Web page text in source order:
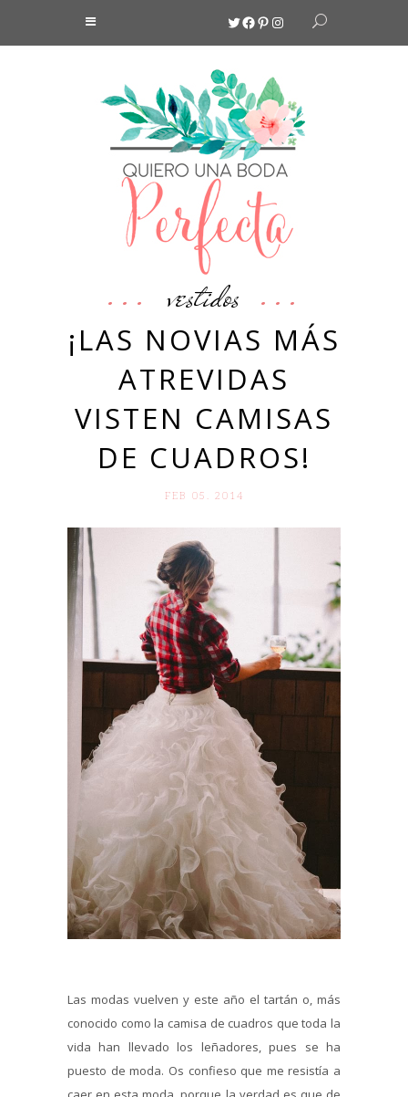
Twitter
Facebook
Pinterest
Instagram
vestidos
¡LAS NOVIAS MÁS
ATREVIDAS
VISTEN CAMISAS
DE CUADROS!
FEB 05. 2014
Las modas vuelven y este año el tartán o, más
conocido como la camisa de cuadros que toda la
vida han llevado los leñadores, pues se ha
puesto de moda. Os confieso que me resistía a